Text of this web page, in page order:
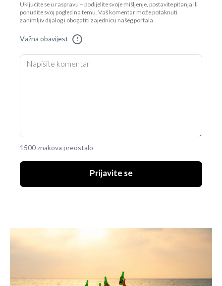
Uključite se u raspravu – podijelite svoje mišljenje, postavite pitanja ili
ponudite svoj pogled na temu. Vaš komentar može potaknuti
zanimljiv dijalog i obogatiti zajednicu našeg portala.
Važna obavijest !
1500 znakova preostalo
Prijavite se